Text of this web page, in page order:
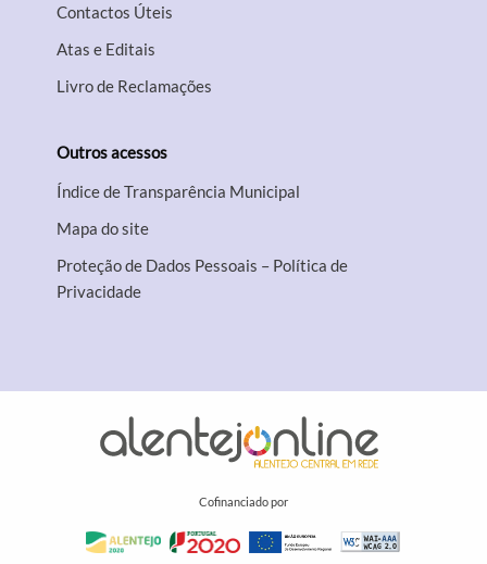
Contactos Úteis
Atas e Editais
Livro de Reclamações
Outros acessos
Índice de Transparência Municipal
Mapa do site
Proteção de Dados Pessoais – Política de
Privacidade
Cofinanciado por